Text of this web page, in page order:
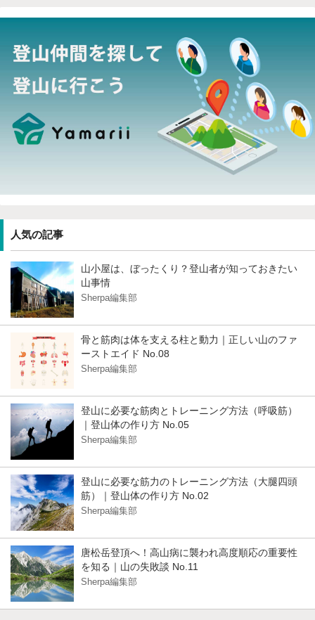
人気の記事
山小屋は、ぼったくり？登山者が知っておきたい
山事情
Sherpa編集部
骨と筋肉は体を支える柱と動力｜正しい山のファ
ーストエイド No.08
Sherpa編集部
登山に必要な筋肉とトレーニング方法（呼吸筋）
｜登山体の作り方 No.05
Sherpa編集部
登山に必要な筋力のトレーニング方法（大腿四頭
筋）｜登山体の作り方 No.02
Sherpa編集部
唐松岳登頂へ！高山病に襲われ高度順応の重要性
を知る｜山の失敗談 No.11
Sherpa編集部